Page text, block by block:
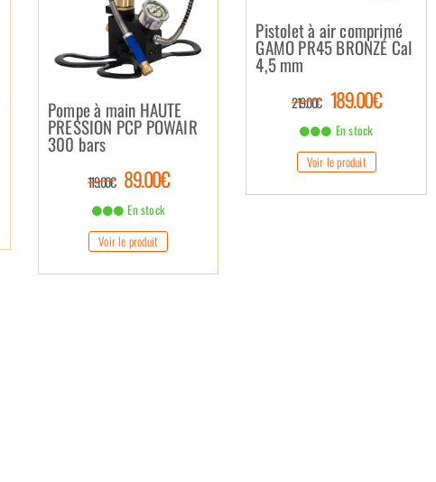
Pompe à main HAUTE
PRESSION PCP POWAIR
300 bars
119.00€ 89.00€
En stock
Voir le produit
Pistolet à air comprimé
GAMO PR45 BRONZÉ Cal
4,5 mm
219.00€ 189.00€
En stock
Voir le produit